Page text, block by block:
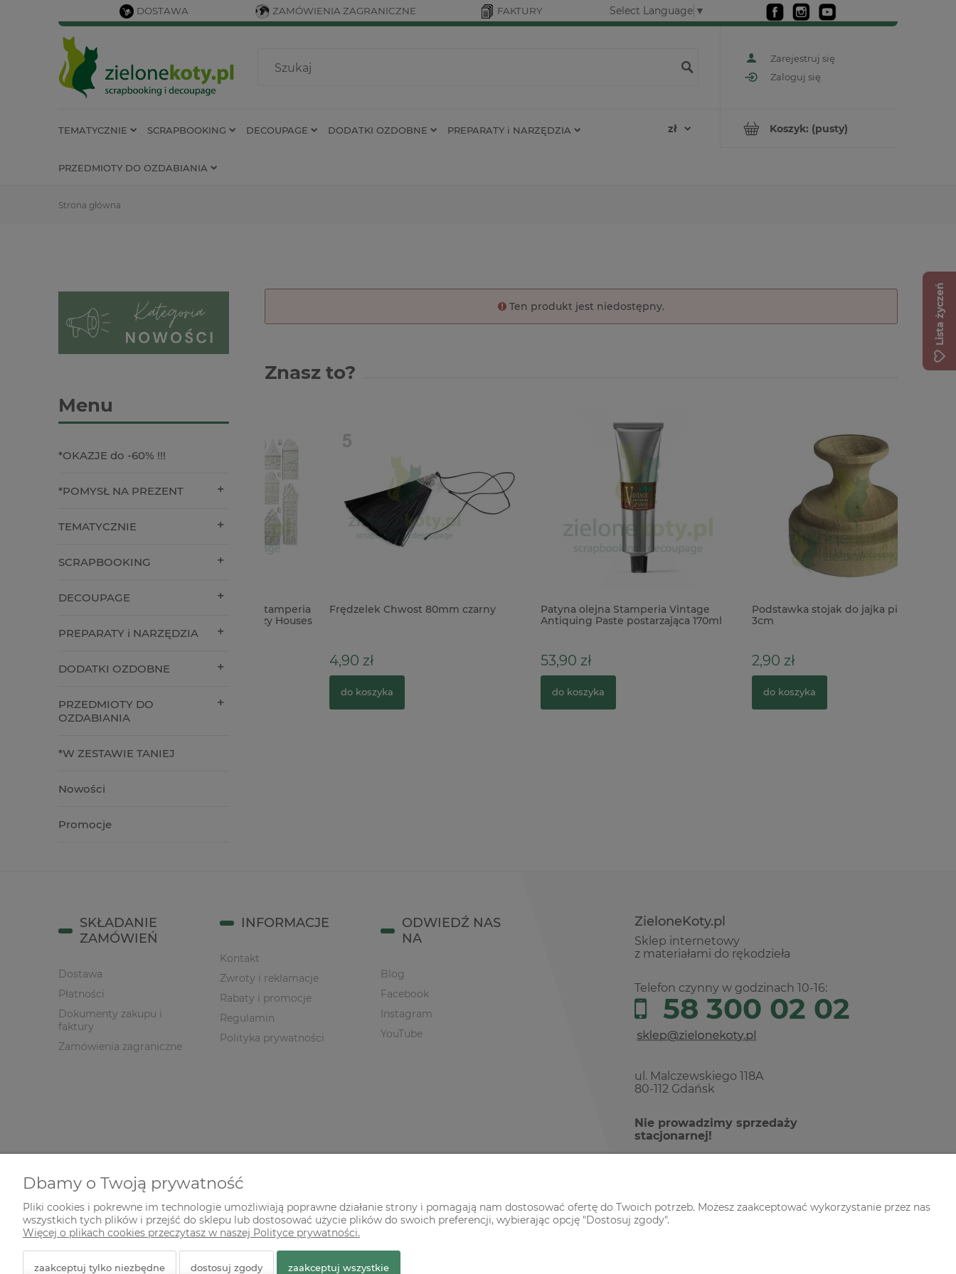
DOSTAWA ZAMÓWIENIA ZAGRANICZNE FAKTURY Select Language ▼
Zarejestruj się
Zaloguj się
Koszyk: (pusty)
TEMATYCZNIE SCRAPBOOKING DECOUPAGE DODATKI OZDOBNE PREPARATY i NARZĘDZIA
PRZEDMIOTY DO OZDABIANIA
Strona główna
Menu
*OKAZJE do -60% !!!
*POMYSŁ NA PREZENT
TEMATYCZNIE
SCRAPBOOKING
DECOUPAGE
PREPARATY i NARZĘDZIA
DODATKI OZDOBNE
PRZEDMIOTY DO
OZDABIANIA
*W ZESTAWIE TANIEJ
Nowości
Promocje
Ten produkt jest niedostępny.
Znasz to?
domki
Frędzelek Chwost 80mm czarny
Patyna olejna Stamperia Vintage
Antiquing Paste postarzająca 170ml
Podstawka stojak do jajka pisanki
3cm
ZieloneKoty.pl
Sklep internetowy
z materiałami do rękodzieła
Telefon czynny w godzinach 10-16:
58 300 02 02
ul. Malczewskiego 118A
80-112 Gdańsk
Nie prowadzimy sprzedaży
stacjonarnej!
SKŁADANIE
ZAMÓWIEŃ
Dostawa
Płatności
Dokumenty zakupu i
faktury
Zamówienia zagraniczne
INFORMACJE
Kontakt
Zwroty i reklamacje
Rabaty i promocje
Regulamin
Polityka prywatności
ODWIEDŹ NAS
NA
Blog
Facebook
Instagram
YouTube
© 2026 zielonekoty.pl. Wszelkie prawa zastrzeżone.
Dbamy o Twoją prywatność
Pliki cookies i pokrewne im technologie umożliwiają poprawne działanie strony i pomagają nam dostosować ofertę do Twoich potrzeb. Możesz zaakceptować wykorzystanie przez nas
wszystkich tych plików i przejść do sklepu lub dostosować użycie plików do swoich preferencji, wybierając opcję "Dostosuj zgody".
Więcej o plikach cookies przeczytasz w naszej Polityce prywatności.
zaakceptuj tylko niezbędne dostosuj zgody zaakceptuj wszystkie
Lista życzeń